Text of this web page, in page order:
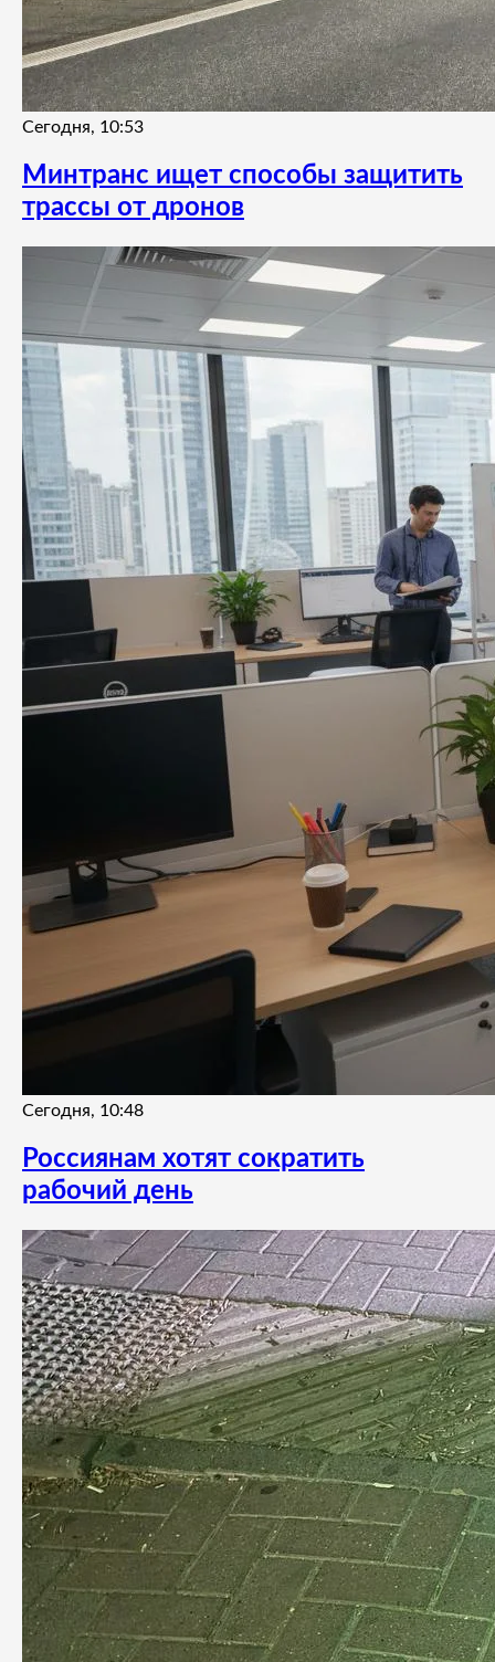
Сегодня, 10:53
Минтранс ищет способы защитить
трассы от дронов
Сегодня, 10:48
Россиянам хотят сократить
рабочий день